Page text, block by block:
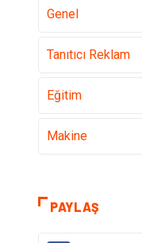
Genel
Tanıtıcı Reklam
Eğitim
Makine
Güzellik & Bakım
PAYLAŞ